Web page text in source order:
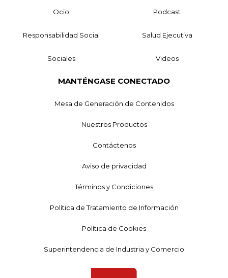
Ocio Podcast
Responsabilidad Social Salud Ejecutiva
Sociales Videos
MANTÉNGASE CONECTADO
Mesa de Generación de Contenidos
Nuestros Productos
Contáctenos
Aviso de privacidad
Términos y Condiciones
Política de Tratamiento de Información
Política de Cookies
Superintendencia de Industria y Comercio